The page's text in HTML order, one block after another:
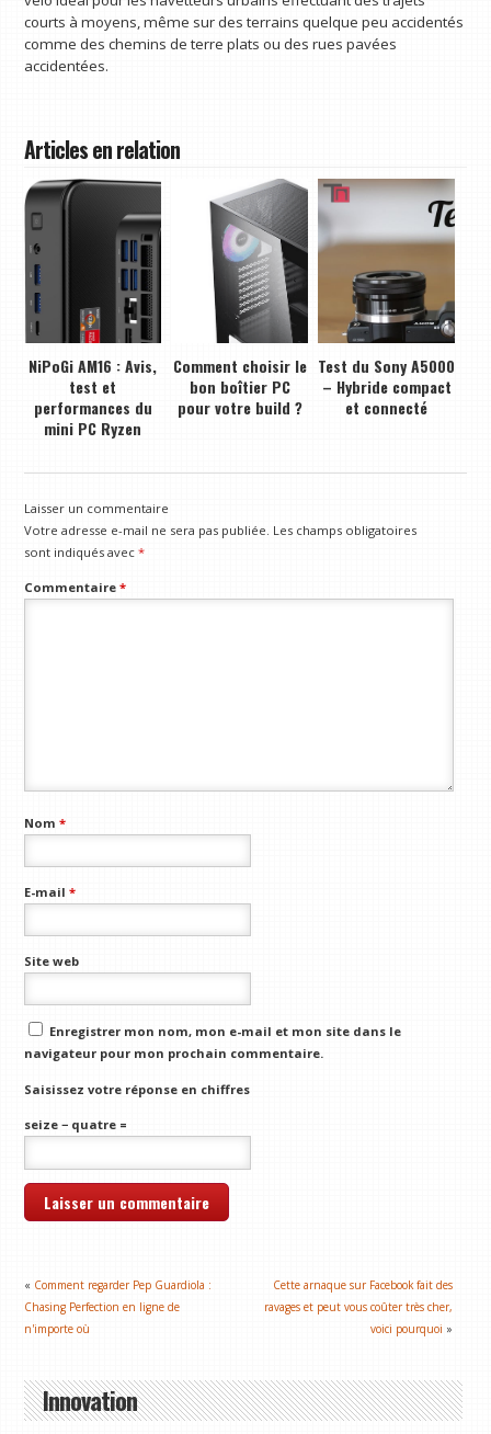
courts à moyens, même sur des terrains quelque peu accidentés
comme des chemins de terre plats ou des rues pavées
accidentées.
Articles en relation
NiPoGi AM16 : Avis,
test et
performances du
mini PC Ryzen
Comment choisir le
bon boîtier PC
pour votre build ?
Test du Sony A5000
– Hybride compact
et connecté
Laisser un commentaire
Votre adresse e-mail ne sera pas publiée. Les champs obligatoires
sont indiqués avec*
Commentaire*
Nom*
E-mail*
Site web
Enregistrer mon nom, mon e-mail et mon site dans le
navigateur pour mon prochain commentaire.
Saisissez votre réponse en chiffres
seize − quatre =
« Comment regarder Pep Guardiola :
Chasing Perfection en ligne de
n'importe où
Cette arnaque sur Facebook fait des
ravages et peut vous coûter très cher,
voici pourquoi »
Innovation